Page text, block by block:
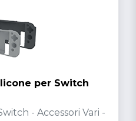
per Switch
- Accessori Vari -